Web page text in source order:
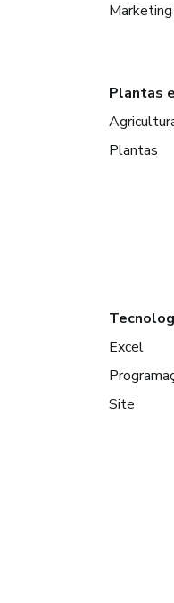
Plantas
Plantas
Excel
Site